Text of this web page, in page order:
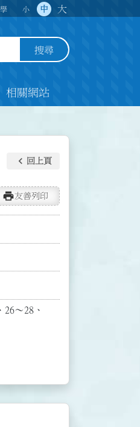
小 中 大
搜尋
相關網站
keyboard_arrow_left 回上頁
print友善列印
～28、